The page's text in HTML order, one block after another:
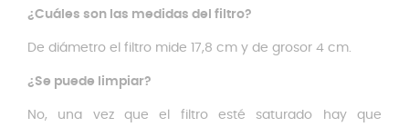
¿Cuáles son las medidas del filtro?
De diámetro el filtro mide 17,8 cm y de grosor 4 cm.
¿Se puede limpiar?
No, una vez que el filtro esté saturado hay que